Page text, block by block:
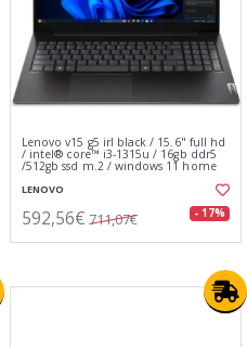
Lenovo v15 g5 irl black / 15.6" full hd
/ intel® core™ i3-1315u / 16gb ddr5
/512gb ssd m.2 / windows 11 home
LENOVO
592,56€ 711,07€ - 17%